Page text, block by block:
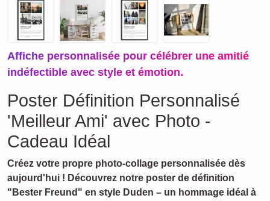
Affiche personnalisée pour célébrer une amitié
indéfectible avec style et émotion.
Poster Définition Personnalisé
'Meilleur Ami' avec Photo -
Cadeau Idéal
Créez votre propre photo-collage personnalisée dès
aujourd'hui ! Découvrez notre poster de définition
"Bester Freund" en style Duden – un hommage idéal à